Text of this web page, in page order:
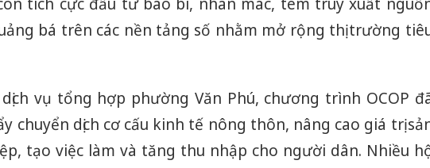
tích cực đầu tư bao bì, nhãn mác, tem truy xuất
bá trên các nền tảng số nhằm mở rộng thị trường
vụ tổng hợp phường Văn Phú, chương trình OCOP
chuyển dịch cơ cấu kinh tế nông thôn, nâng cao giá trị
tạo việc làm và tăng thu nhập cho người dân. Nhiều